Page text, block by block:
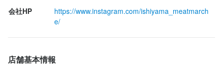
会社HP
https://www.instagram.com/ishiyama_meatmarch
e/
店舗基本情報
求める人物像
・人気店(繁盛店)で働きたい方
求める人物像
・人気店(繁盛店)で働きたい方
◆洋食店での勤務経験
◆レストランでの勤務経験
◆その他、飲食店での勤務経験
＜当店では、こんな方が活躍しています！＞
◆高校生さん
◆フリーターさん
＜当店では、こんな方が活躍しています！＞
◆高校生さん
◆フリーターさん
◆洋食店での勤務経験
◆レストランでの勤務経験
◆その他、飲食店での勤務経験